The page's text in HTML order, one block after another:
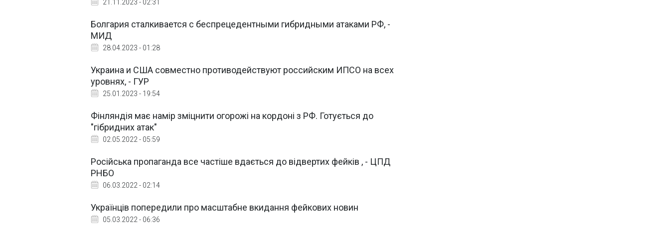
21.11.2023 - 02:31
Болгария сталкивается с беспрецедентными гибридными атаками РФ, -
МИД
28.04.2023 - 01:28
Украина и США совместно противодействуют российским ИПСО на всех
уровнях, - ГУР
25.01.2023 - 19:54
Фінляндія має намір зміцнити огорожі на кордоні з РФ. Готується до
"гібридних атак"
02.05.2022 - 05:59
Російська пропаганда все частіше вдається до відвертих фейків , - ЦПД
РНБО
06.03.2022 - 02:14
Українців попередили про масштабне вкидання фейкових новин
05.03.2022 - 06:36